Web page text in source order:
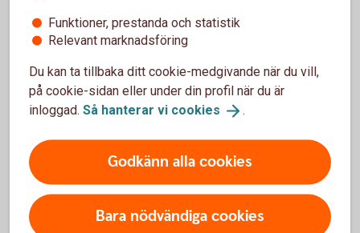
Den sannolikt vanligaste orsaken till att ett personligt
betalningsansvar uppkommer är att företrädare för bolaget
Styrelsen har beslutat om för hög
utdelning
Om bolaget delar ut mer pengar än vad som är tillåtet enligt
aktiebolagslagen kan de som tagit emot utdelningen bli
återbetalningsskyldiga.
Funktioner, prestanda och statistik
Relevant marknadsföring
Du kan ta tillbaka ditt cookie-medgivande när du vill,
på cookie-sidan eller under din profil när du är
inloggad. Så hanterar vi cookies .
Godkänn alla cookies
Bara nödvändiga cookies